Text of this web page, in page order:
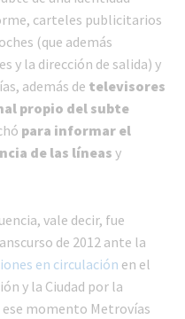
carteles publicitarios
(que además
y la dirección de salida) y
además de televisores
propio del subte
para informar el
de las líneas y
vale decir, fue
de 2012 ante la
en circulación en el
y la Ciudad por la
momento Metrovías